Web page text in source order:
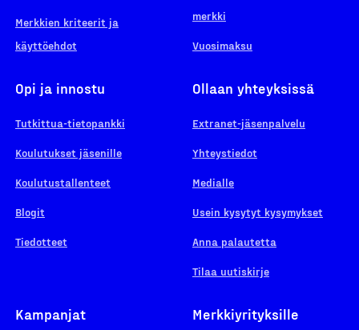
Merkkien kriteerit ja
käyttöehdot
merkki
Vuosimaksu
Opi ja innostu
Tutkittua-tietopankki
Koulutukset jäsenille
Koulutustallenteet
Blogit
Tiedotteet
Ollaan yhteyksissä
Extranet-jäsenpalvelu
Yhteystiedot
Medialle
Usein kysytyt kysymykset
Anna palautetta
Tilaa uutiskirje
Kampanjat Merkkiyrityksille